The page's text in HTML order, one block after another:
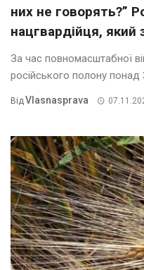
них не говорять?”
нацгвардійця, який
За час повномасштабної
російського полону понад
ВідVlasnasprava